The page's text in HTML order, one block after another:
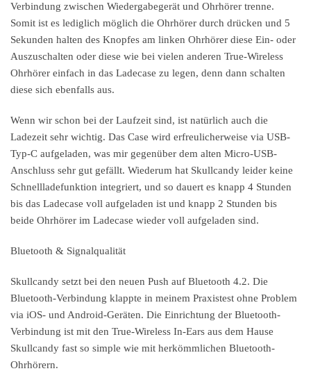
Verbindung zwischen Wiedergabegerät und Ohrhörer trenne.
Somit ist es lediglich möglich die Ohrhörer durch drücken und 5
Sekunden halten des Knopfes am linken Ohrhörer diese Ein- oder
Auszuschalten oder diese wie bei vielen anderen True-Wireless
Ohrhörer einfach in das Ladecase zu legen, denn dann schalten
diese sich ebenfalls aus.
Wenn wir schon bei der Laufzeit sind, ist natürlich auch die
Ladezeit sehr wichtig. Das Case wird erfreulicherweise via USB-
Typ-C aufgeladen, was mir gegenüber dem alten Micro-USB-
Anschluss sehr gut gefällt. Wiederum hat Skullcandy leider keine
Schnellladefunktion integriert, und so dauert es knapp 4 Stunden
bis das Ladecase voll aufgeladen ist und knapp 2 Stunden bis
beide Ohrhörer im Ladecase wieder voll aufgeladen sind.
Bluetooth & Signalqualität
Skullcandy setzt bei den neuen Push auf Bluetooth 4.2. Die
Bluetooth-Verbindung klappte in meinem Praxistest ohne Problem
via iOS- und Android-Geräten. Die Einrichtung der Bluetooth-
Verbindung ist mit den True-Wireless In-Ears aus dem Hause
Skullcandy fast so simple wie mit herkömmlichen Bluetooth-
Ohrhörern.